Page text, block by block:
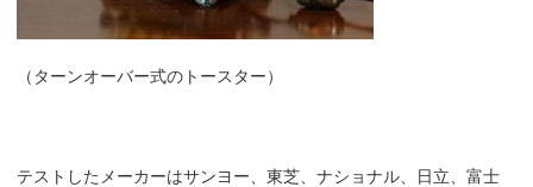
（ターンオーバー式のトースター）
テストしたメーカーはサンヨー、東芝、ナショナル、日立、富士